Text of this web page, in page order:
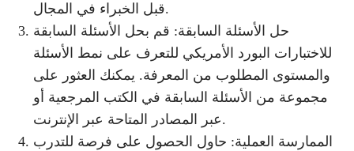
قبل الخبراء في المجال.
حل الأسئلة السابقة: قم بحل الأسئلة السابقة
للاختبارات البورد الأمريكي للتعرف على نمط الأسئلة
والمستوى المطلوب من المعرفة. يمكنك العثور على
مجموعة من الأسئلة السابقة في الكتب المرجعية أو
عبر المصادر المتاحة عبر الإنترنت.
الممارسة العملية: حاول الحصول على فرصة للتدرب